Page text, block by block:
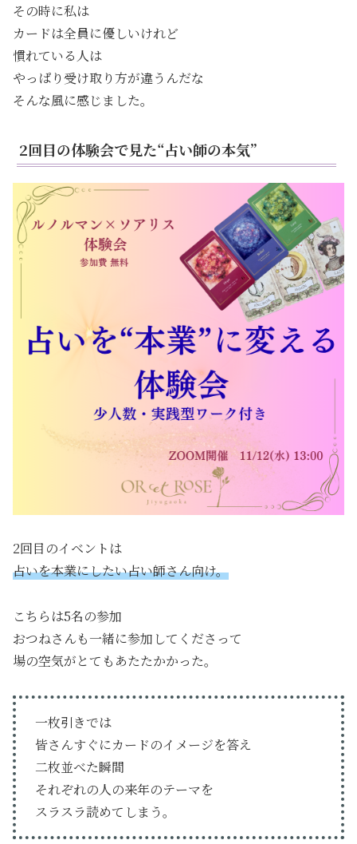
その時に私は
カードは全員に優しいけれど
慣れている人は
やっぱり受け取り方が違うんだな
そんな風に感じました。
2回目の体験会で見た“占い師の本気”
2回目のイベントは
占いを本業にしたい占い師さん向け。
こちらは5名の参加
おつねさんも一緒に参加してくださって
場の空気がとてもあたたかかった。
一枚引きでは
皆さんすぐにカードのイメージを答え
二枚並べた瞬間
それぞれの人の来年のテーマを
スラスラ読めてしまう。